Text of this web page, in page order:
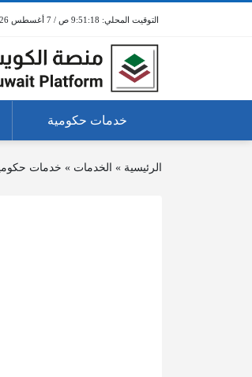
9:51:18 ص / 7 أغسطس 2026
خدمات حكومية
الرئيسية » الخدمات » خدمات